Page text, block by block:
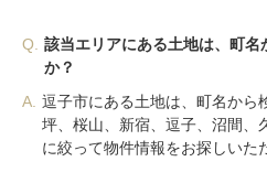
Q.
該当エリアにある土地は、町
か？
A. 逗子市にある土地は、町名から
坪、桜山、新宿、逗子、沼間、
に絞って物件情報をお探しいた